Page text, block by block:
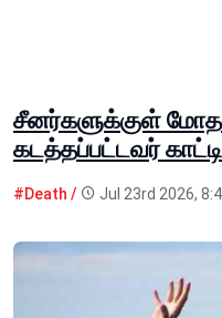
சீனர்களுக்குள்
கடத்தப்பட்டவர்
#Death / Jul 23rd 2026,